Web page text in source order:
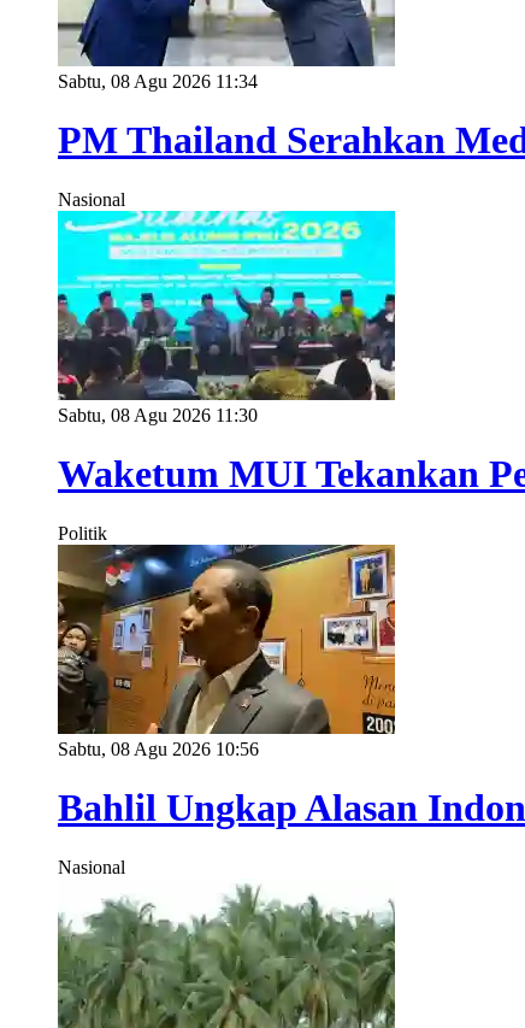
Sabtu, 08 Agu 2026 11:34
PM Thailand Serahkan
Nasional
Sabtu, 08 Agu 2026 11:30
Waketum MUI Tekankan
Politik
Sabtu, 08 Agu 2026 10:56
Bahlil Ungkap Alasan
Nasional